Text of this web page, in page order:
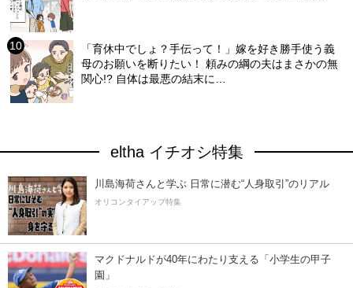
「育休中でしょ？手伝って！」嫁を好き勝手使う義
母のお願いを断りたい！ 頼みの綱の夫はまさかの無
関心!? 自体は最悪の結末に…
eltha イチオシ特集
川島海荷さんと学ぶ 日常に潜む“人身取引”のリアル
オリコンタイアップ特集
マクドナルドが40年にわたり支える「小学生の甲子
園」